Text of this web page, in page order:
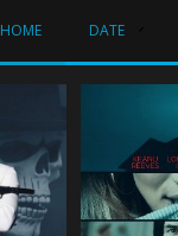
HOME DATE